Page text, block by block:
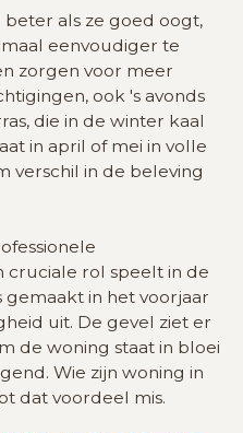
als ze goed oogt,
eenvoudiger te
zorgen voor meer
ook 's avonds
die in de winter kaal
in april of mei in volle
verschil in de beleving
cruciale rol speelt in de
in het voorjaar
uit. De gevel ziet er
de woning staat in bloei
Wie zijn woning in
dat voordeel mis.